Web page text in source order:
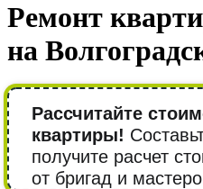
Ремонт
на
Рассчитайте
квартиры!
получите расчет
от бригад и